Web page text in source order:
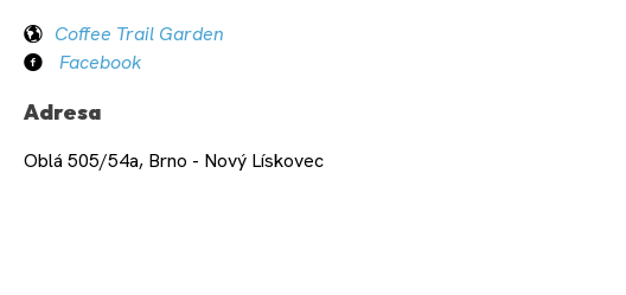
Coffee Trail Garden
Facebook
Adresa
Oblá 505/54a, Brno - Nový Lískovec